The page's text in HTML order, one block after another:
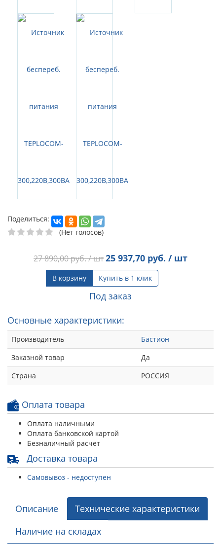
Поделиться:
(Нет голосов)
27 890,00руб. / шт25 937,70 руб. / шт
В корзину Купить в 1 клик
Под заказ
Основные характеристики:
Производитель
Бастион
Заказной товар
Да
Страна
РОССИЯ
Оплата товара
Оплата наличными
Оплата банковской картой
Безналичный расчет
Доставка товара
Самовывоз - недоступен
Описание
Технические характеристики
Наличие на складах